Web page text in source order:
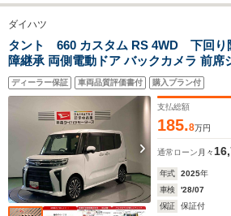
ダイハツ
タント 660 カスタム RS 4WD 下回り
障継承 両側電動ドア バックカメラ 前席
衝突被害軽減ブレーキ 障害物センサー
ディーラー保証 車両品質評価書付 購入プラン付
支払総額
185.8万円
通常ローン 月々
年式 2025年
車検
'28/07
保証
保証付